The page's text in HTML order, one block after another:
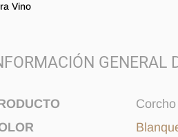
Vino
GENERAL
Corcho